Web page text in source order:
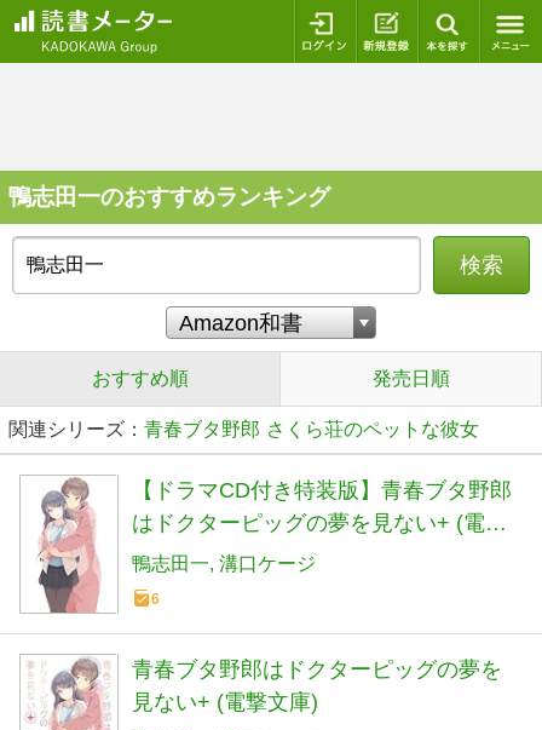
ログイン 新規登録
鴨志田一のおすすめランキング
検索
おすすめ順 発売日順
関連シリーズ： 青春ブタ野郎 さくら荘のペットな彼女
【ドラマCD付き特装版】青春ブタ野郎
はドクターピッグの夢を見ない+ (電撃
文庫)
鴨志田一 溝口ケージ
6
青春ブタ野郎はドクターピッグの夢を
見ない+ (電撃文庫)